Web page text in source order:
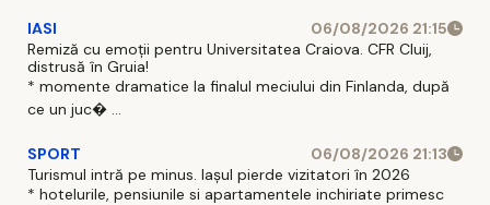
IASI
06/08/2026 21:15
Remiză cu emoții pentru Universitatea Craiova. CFR Cluij,
distrusă în Gruia!
* momente dramatice la finalul meciului din Finlanda, după
ce un juc� ...
SPORT
06/08/2026 21:13
Turismul intră pe minus. Iașul pierde vizitatori în 2026
* hotelurile, pensiunile si apartamentele inchiriate primesc